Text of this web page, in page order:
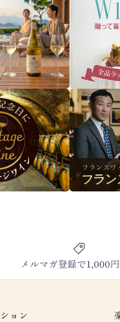
メルマガ登録で1,000
ョン